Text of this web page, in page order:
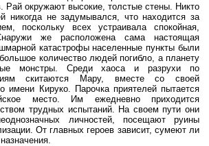
Рай окружают высокие, толстые стены. Никто
никогда не задумывался, что находится за
поскольку всех устраивала спокойная,
же расположена сама настоящая
катастрофы населенные пункты были
количество людей погибло, а планету
монстры. Среди хаоса и разрухи по
скитаются Мару, вместе со своей
имени Кируко. Парочка приятелей пытается
место. Им ежедневно приходится
трудных испытаний. На своем пути они
личностей, посещают руины
От главных героев зависит, сумеют ли